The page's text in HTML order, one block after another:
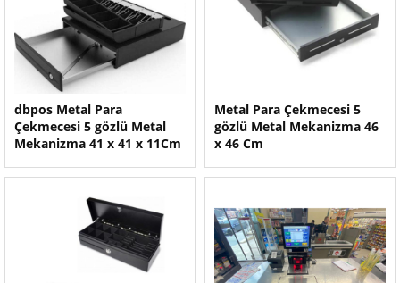
dbpos Metal Para
Çekmecesi 5 gözlü Metal
Mekanizma 41 x 41 x 11Cm
Metal Para Çekmecesi 5
gözlü Metal Mekanizma 46
x 46 Cm